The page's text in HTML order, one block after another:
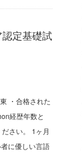
定基礎試
・合格された
経歴年数と
さい。 1ヶ月
に優しい言語